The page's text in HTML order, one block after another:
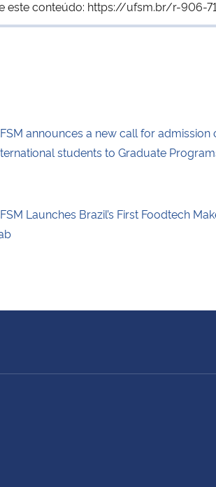
este conteúdo: https://ufsm.br/r-906-
announces a new call for admission
students to Graduate
Launches Brazil’s First Foodtech